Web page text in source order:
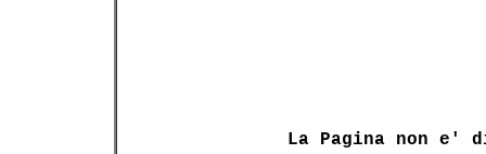
La Pagina non e'